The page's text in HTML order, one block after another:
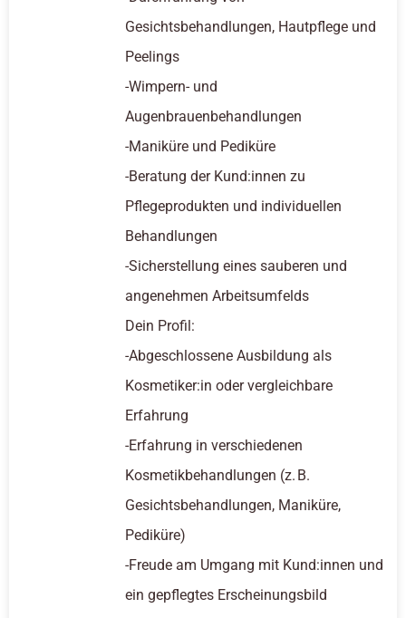
Gesichtsbehandlungen, Hautpflege und
Peelings
-Wimpern- und
Augenbrauenbehandlungen
-Maniküre und Pediküre
-Beratung der Kund:innen zu
Pflegeprodukten und individuellen
Behandlungen
-Sicherstellung eines sauberen und
angenehmen Arbeitsumfelds
Dein Profil:
-Abgeschlossene Ausbildung als
Kosmetiker:in oder vergleichbare
Erfahrung
-Erfahrung in verschiedenen
Kosmetikbehandlungen (z. B.
Gesichtsbehandlungen, Maniküre,
Pediküre)
-Freude am Umgang mit Kund:innen und
ein gepflegtes Erscheinungsbild